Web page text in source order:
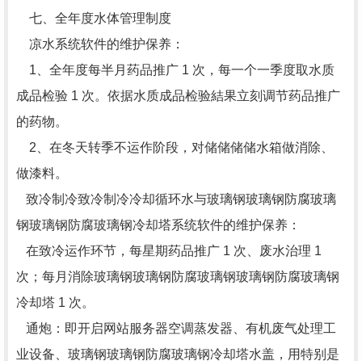
七、全年度水体管理制度
凉水系统软件的维护保养：
1、全年度每半月药品推广 1 次，每一个一季度取水质
成品检验 1 次。依据水质成品检验結果立刻调节药品推广
的药物。
2、在冬天转季不运作阶段，对储储储储水箱做消除、
做漆料。
致冷制冷致冷制冷冷却循环水与玻璃钢玻璃钢防腐玻璃
钢玻璃钢防腐玻璃钢冷却塔系统软件的维护保养：
在致冷运作环节，每星期药品推广 1 次、废水治理 1
次；每月消除玻璃钢玻璃钢防腐玻璃钢玻璃钢防腐玻璃钢
冷却塔 1 次。
通炮：即开启网站服务器空调蒸发器、有机废气处理工
业设备、玻璃钢玻璃钢防腐玻璃钢冷却塔水盖，用特别是